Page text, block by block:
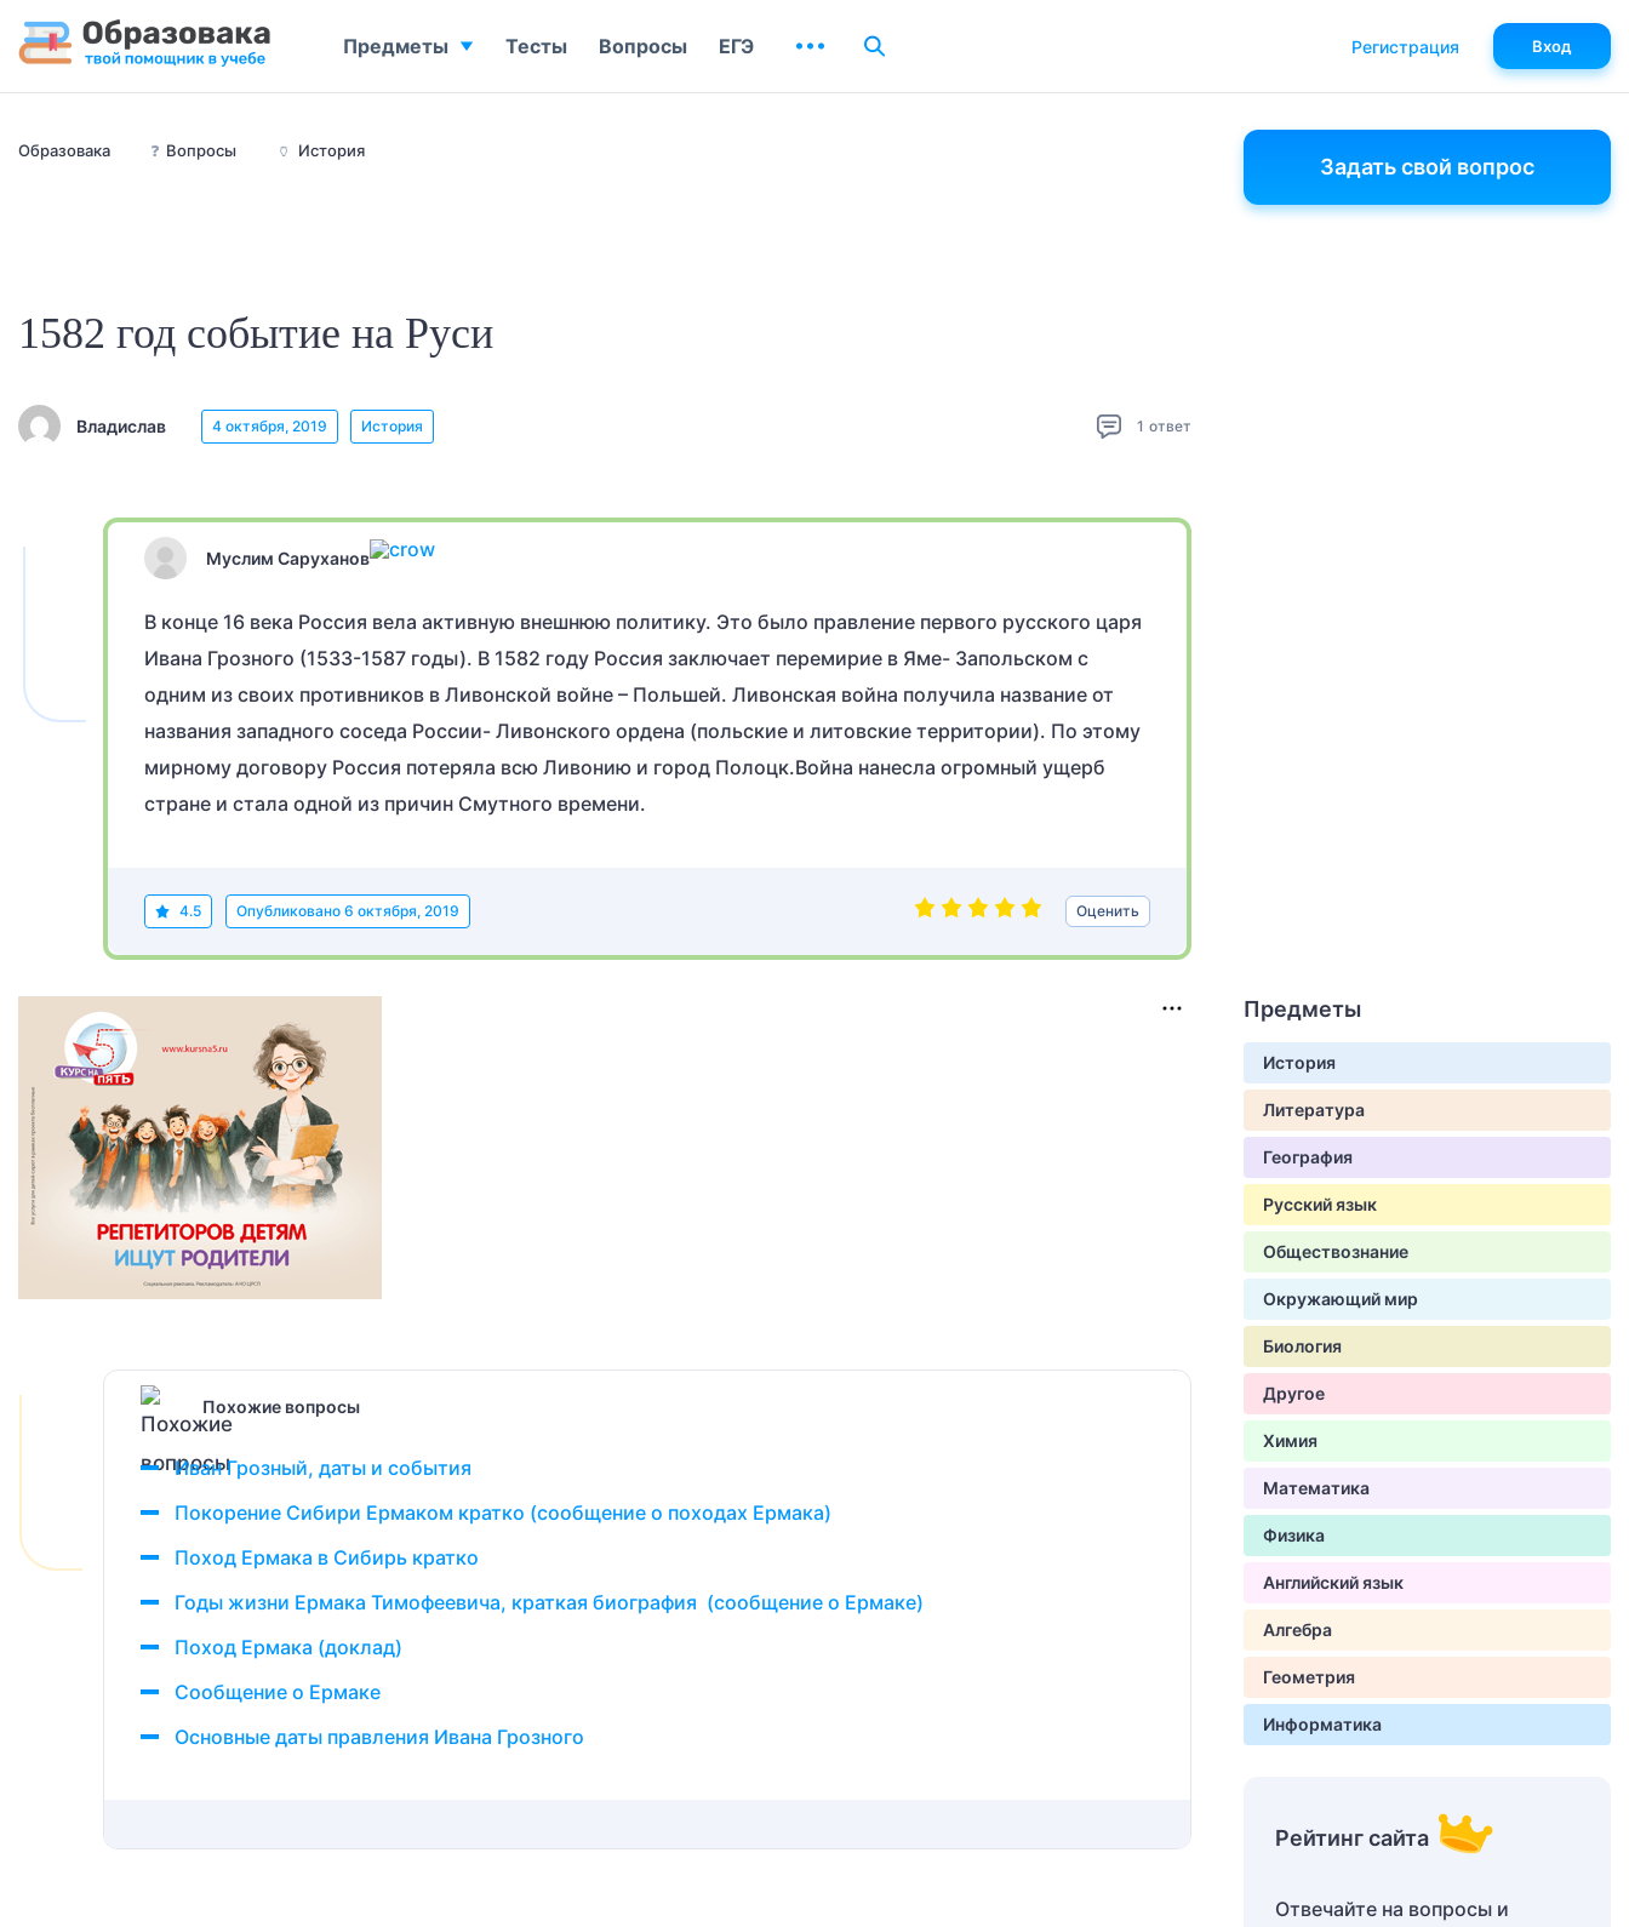
Образовака ❓ Вопросы 🏺 История
1582 год событие на Руси
Владислав 4 октября, 2019 История 1 ответ
Муслим Саруханов
В конце 16 века Россия вела активную внешнюю политику. Это было правление первого русского царя
Ивана Грозного (1533-1587 годы). В 1582 году Россия заключает перемирие в Яме- Запольском с
одним из своих противников в Ливонской войне – Польшей. Ливонская война получила название от
названия западного соседа России- Ливонского ордена (польские и литовские территории). По этому
мирному договору Россия потеряла всю Ливонию и город Полоцк.Война нанесла огромный ущерб
стране и стала одной из причин Смутного времени.
4.5 Опубликовано 6 октября, 2019 Оценить
Похожие вопросы
Иван Грозный, даты и события
Покорение Сибири Ермаком кратко (сообщение о походах Ермака)
Поход Ермака в Сибирь кратко
Годы жизни Ермака Тимофеевича, краткая биография (сообщение о Ермаке)
Поход Ермака (доклад)
Сообщение о Ермаке
Основные даты правления Ивана Грозного
Задать свой вопрос
Предметы
История
Литература
География
Русский язык
Обществознание
Окружающий мир
Биология
Другое
Химия
Математика
Физика
Английский язык
Алгебра
Геометрия
Информатика
Рейтинг сайта
Отвечайте на вопросы и
Предметы Тесты Вопросы ЕГЭ Регистрация Вход